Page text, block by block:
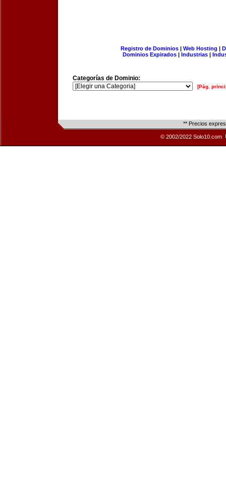
Registro de Dominios| Web Hosting |
Dominios Expirados | Industrias |
Categorías de Dominio:
[Pág.
** Precios
© 2002/2022 Solo10.com